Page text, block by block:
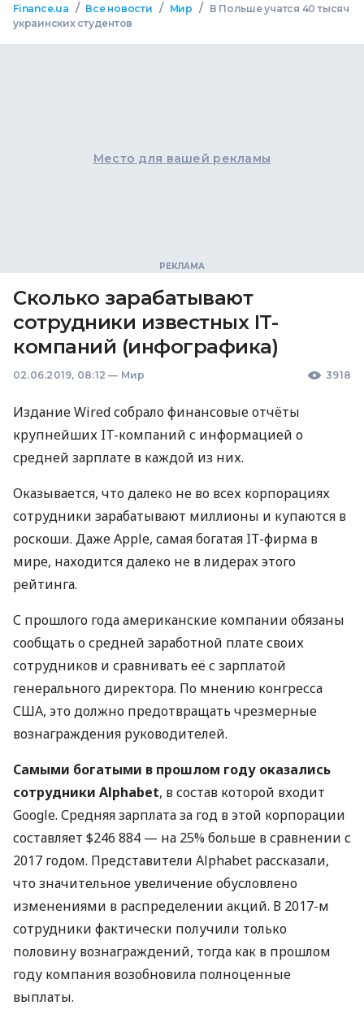
Finance.ua / Все новости / Мир /
В Польше учатся 40 тысяч
украинских студентов
Место для вашей рекламы
Сколько зарабатывают
сотрудники известных IT-
компаний (инфографика)
02.06.2019, 08:12 — Мир 3918
Издание Wired собрало финансовые отчёты
крупнейших IT-компаний с информацией о
средней зарплате в каждой из них.
Оказывается, что далеко не во всех корпорациях
сотрудники зарабатывают миллионы и купаются в
роскоши. Даже Apple, самая богатая IT-фирма в
мире, находится далеко не в лидерах этого
рейтинга.
С прошлого года американские компании обязаны
сообщать о средней заработной плате своих
сотрудников и сравнивать её с зарплатой
генерального директора. По мнению конгресса
США, это должно предотвращать чрезмерные
вознаграждения руководителей.
Самыми богатыми в прошлом году оказались
сотрудники Alphabet, в состав которой входит
Google. Средняя зарплата за год в этой корпорации
составляет $246 884 — на 25% больше в сравнении с
2017 годом. Представители Alphabet рассказали,
что значительное увеличение обусловлено
изменениями в распределении акций. В 2017-м
сотрудники фактически получили только
половину вознаграждений, тогда как в прошлом
году компания возобновила полноценные
выплаты.